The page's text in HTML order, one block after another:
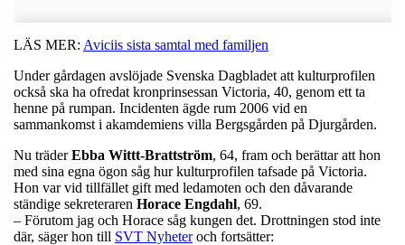
LÄS MER: Aviciis sista samtal med familjen
Under gårdagen avslöjade Svenska Dagbladet att kulturprofilen
också ska ha ofredat kronprinsessan Victoria, 40, genom ett ta
henne på rumpan. Incidenten ägde rum 2006 vid en
sammankomst i akamdemiens villa Bergsgården på Djurgården.
Nu träderEbba Wittt-Brattström, 64, fram och berättar att hon
med sina egna ögon såg hur kulturprofilen tafsade på Victoria.
Hon var vid tillfället gift med ledamoten och den dåvarande
ständige sekreteraren Horace Engdahl, 69.
– Förutom jag och Horace såg kungen det. Drottningen stod inte
där, säger hon till SVT Nyheteroch fortsätter: